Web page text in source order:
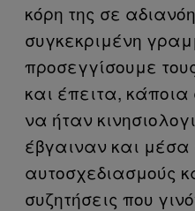
κόρη της σε
συγκεκριμένη
προσεγγίσουμε
και έπειτα, κάποια
να ήταν
έβγαιναν και
αυτοσχεδιασμούς
συζητήσεις που